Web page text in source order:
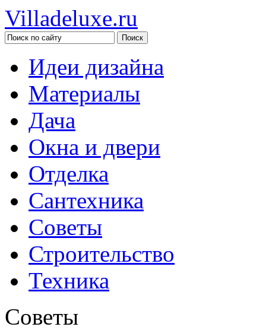
Villadeluxe.ru
Идеи дизайна
Материалы
Дача
Окна и двери
Отделка
Сантехника
Советы
Строительство
Техника
Советы